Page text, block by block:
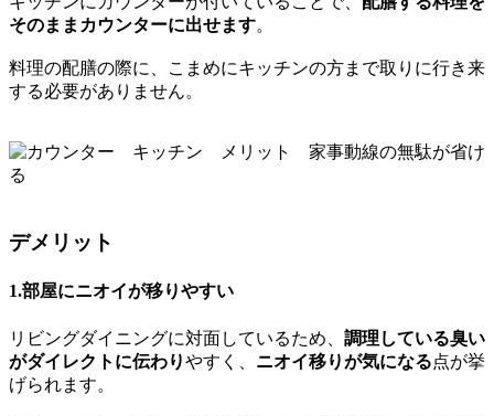
そのままカウンターに出せます。
料理の配膳の際に、こまめにキッチンの方まで取りに行き来
する必要がありません。
デメリット
1.部屋にニオイが移りやすい
リビングダイニングに対面しているため、 調理している臭い
がダイレクトに伝わりやすく、 ニオイ移りが気になる点が挙
げられます。